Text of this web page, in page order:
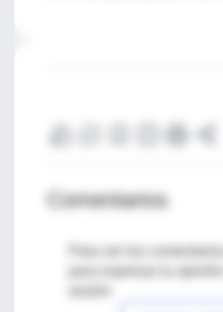
Comentarios
Para ver los